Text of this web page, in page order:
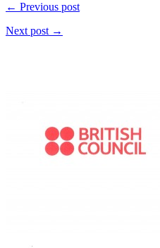
← Previous post
Next post →